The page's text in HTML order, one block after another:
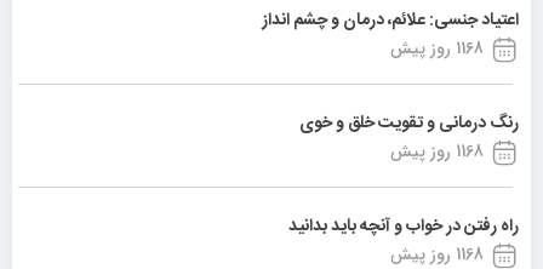
اعتیاد جنسی: علائم، درمان و چشم انداز
1168 روز پیش
رنگ درمانی و تقویت خلق و خوی
1168 روز پیش
راه رفتن در خواب و آنچه باید بدانید
1168 روز پیش